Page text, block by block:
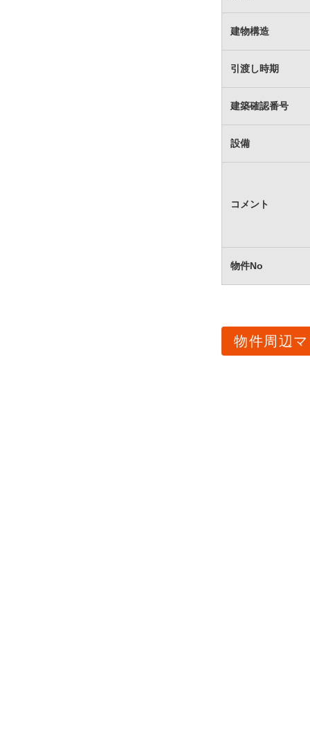
建物構造
引渡し時期
建築確認番号
設備
コメント
物件No
物件周辺